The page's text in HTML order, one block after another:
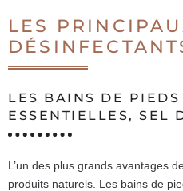
LES
LES BAINS DE
ESSENTIELLES, SEL
L’un des plus grands avantages
produits naturels. Les bains de